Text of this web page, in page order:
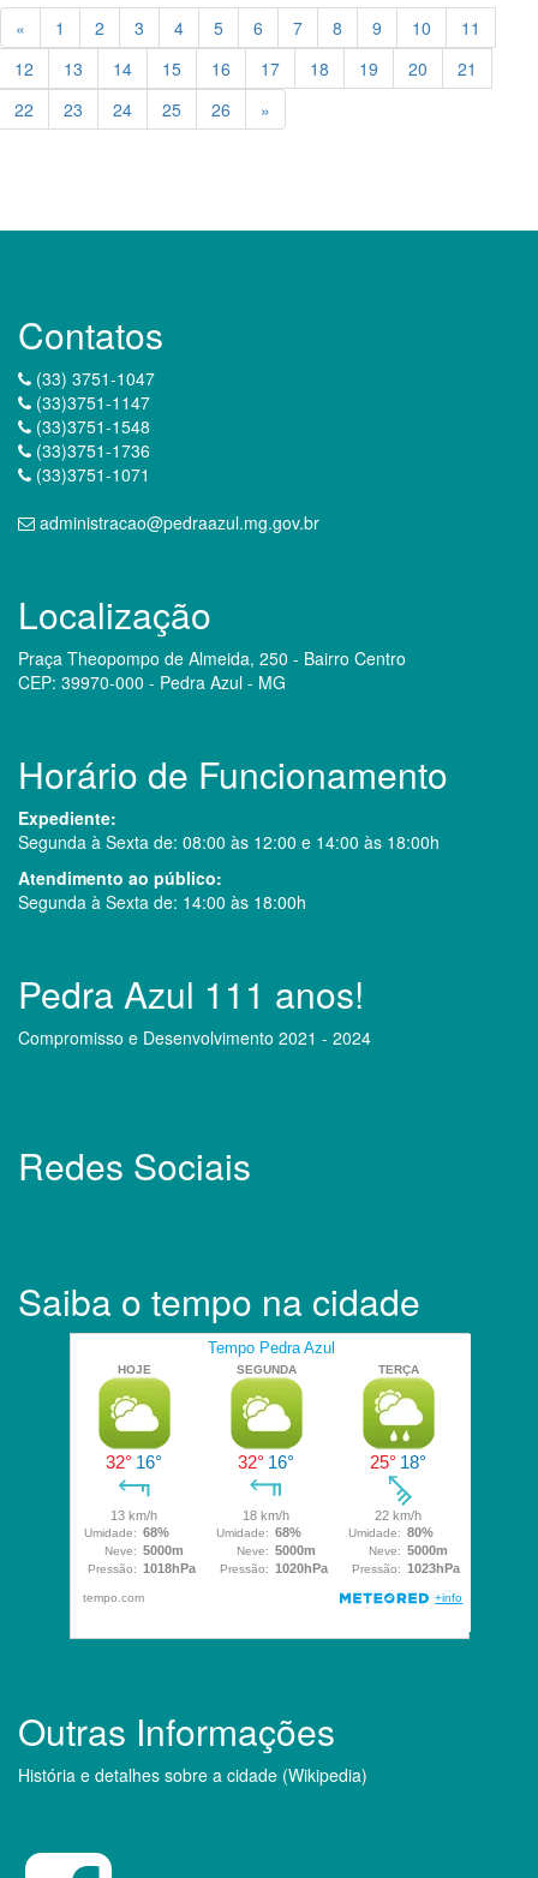
« 1 2 3 4 5 6 7 8 9 10
11
12
13 14 15 16 17 18 19 20
21
22
23 24 25 26 »
Contatos
(33) 3751-1047
(33)3751-1147
(33)3751-1548
(33)3751-1736
(33)3751-1071
administracao@pedraazul.mg.gov.br
Localização
Praça Theopompo de Almeida, 250 - Bairro Centro
CEP: 39970-000 - Pedra Azul - MG
Horário de Funcionamento
Expediente:
Segunda à Sexta de: 08:00 às 12:00 e 14:00 às 18:00h
Atendimento ao público:
Segunda à Sexta de: 14:00 às 18:00h
Pedra Azul 111 anos!
Compromisso e Desenvolvimento 2021 - 2024
Redes Sociais
Saiba o tempo na cidade
Outras Informações
História e detalhes sobre a cidade (Wikipedia)